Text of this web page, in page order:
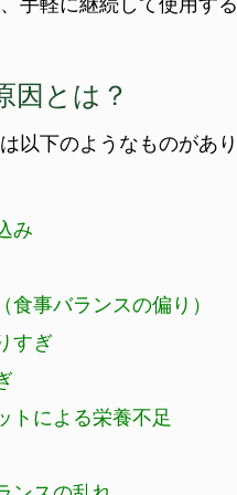
因とは？
以下のようなものがあり
み
食事バランスの偏り）
すぎ
トによる栄養不足